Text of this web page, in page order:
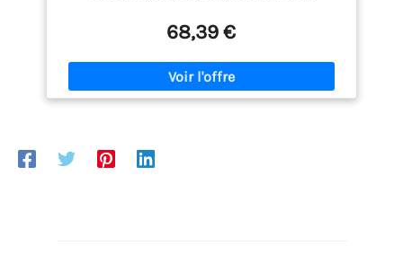
sensation de conduite fraîche et sans transpiration
Surfaces latérales robustes avec Scuff Guards et
100 % étanches grâce à la technologie Royal Vacuum
Système de clip intégré pour une fixation facile des
accessoires compatibles
68,39 €